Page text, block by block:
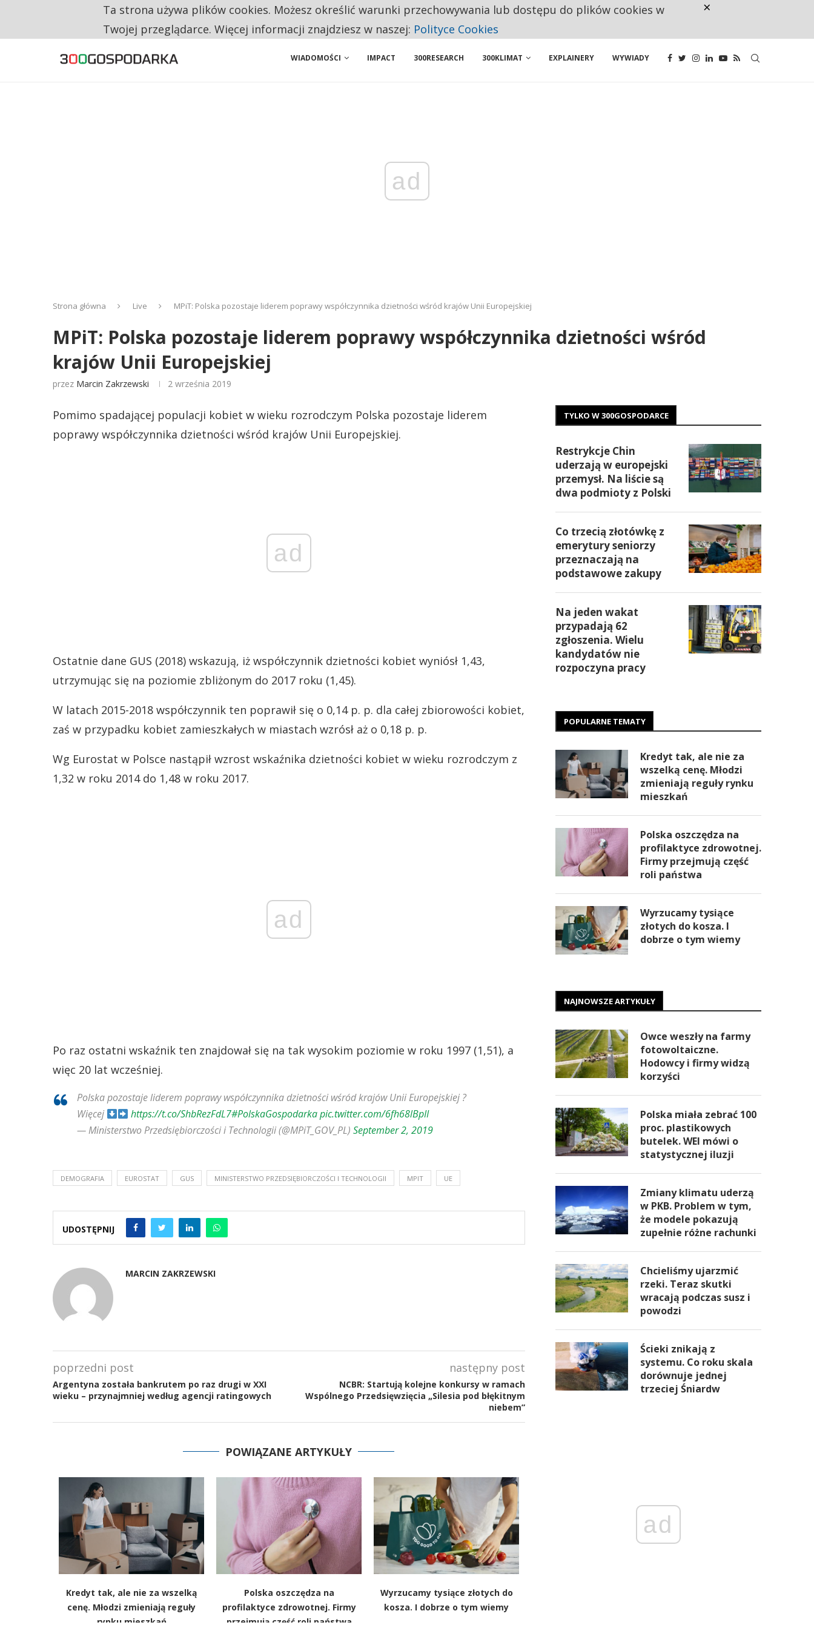
NA JEDEN WAKAT PRZYPADAJĄ 62 ZGŁOSZENIA. WIELU KANDYDATÓW NIE ROZPOCZYNA PRACY
WIADOMOŚCI IMPACT 300RESEARCH 300KLIMAT EXPLAINERY WYWIADY
ad
Strona główna Live MPiT: Polska pozostaje liderem poprawy współczynnika dzietności wśród krajów Unii Europejskiej
MPiT: Polska pozostaje liderem poprawy współczynnika dzietności wśród
krajów Unii Europejskiej
przez Marcin Zakrzewski 2 września 2019
Pomimo spadającej populacji kobiet w wieku rozrodczym Polska pozostaje liderem
poprawy współczynnika dzietności wśród krajów Unii Europejskiej.
ad
Ostatnie dane GUS (2018) wskazują, iż współczynnik dzietności kobiet wyniósł 1,43,
utrzymując się na poziomie zbliżonym do 2017 roku (1,45).
W latach 2015-2018 współczynnik ten poprawił się o 0,14 p. p. dla całej zbiorowości kobiet,
zaś w przypadku kobiet zamieszkałych w miastach wzrósł aż o 0,18 p. p.
Wg Eurostat w Polsce nastąpił wzrost wskaźnika dzietności kobiet w wieku rozrodczym z
1,32 w roku 2014 do 1,48 w roku 2017.
ad
Po raz ostatni wskaźnik ten znajdował się na tak wysokim poziomie w roku 1997 (1,51), a
więc 20 lat wcześniej.
Polska pozostaje liderem poprawy współczynnika dzietności wśród krajów Unii Europejskiej ?
Więcej
https://t.co/ShbRezFdL7#PolskaGospodarka pic.twitter.com/6fh68lBpII
— Ministerstwo Przedsiębiorczości i Technologii (@MPiT_GOV_PL) September 2, 2019
DEMOGRAFIA EUROSTAT GUS MINISTERSTWO PRZEDSIĘBIORCZOŚCI I TECHNOLOGII MPIT UE
UDOSTĘPNIJ
MARCIN ZAKRZEWSKI
poprzedni post
Argentyna została bankrutem po raz drugi w XXI
wieku – przynajmniej według agencji ratingowych
następny post
NCBR: Startują kolejne konkursy w ramach
Wspólnego Przedsięwzięcia „Silesia pod błękitnym
niebem”
POWIĄZANE ARTYKUŁY
Kredyt tak, ale nie za wszelką
cenę. Młodzi zmieniają reguły
rynku mieszkań
Polska oszczędza na
profilaktyce zdrowotnej. Firmy
przejmują część roli państwa
Wyrzucamy tysiące złotych do
kosza. I dobrze o tym wiemy
TYLKO W 300GOSPODARCE
Restrykcje Chin
uderzają w europejski
przemysł. Na liście są
dwa podmioty z Polski
Co trzecią złotówkę z
emerytury seniorzy
przeznaczają na
podstawowe zakupy
Na jeden wakat
przypadają 62
zgłoszenia. Wielu
kandydatów nie
rozpoczyna pracy
POPULARNE TEMATY
Kredyt tak, ale nie za
wszelką cenę. Młodzi
zmieniają reguły rynku
mieszkań
Polska oszczędza na
profilaktyce zdrowotnej.
Firmy przejmują część
roli państwa
Wyrzucamy tysiące
złotych do kosza. I
dobrze o tym wiemy
NAJNOWSZE ARTYKUŁY
Owce weszły na farmy
fotowoltaiczne.
Hodowcy i firmy widzą
korzyści
Polska miała zebrać 100
proc. plastikowych
butelek. WEI mówi o
statystycznej iluzji
Zmiany klimatu uderzą
w PKB. Problem w tym,
że modele pokazują
zupełnie różne rachunki
Chcieliśmy ujarzmić
rzeki. Teraz skutki
wracają podczas susz i
powodzi
Ścieki znikają z
systemu. Co roku skala
dorównuje jednej
trzeciej Śniardw
ad
Ta strona używa plików cookies. Możesz określić warunki przechowywania lub dostępu do plików cookies w
Twojej przeglądarce. Więcej informacji znajdziesz w naszej: Polityce Cookies
×